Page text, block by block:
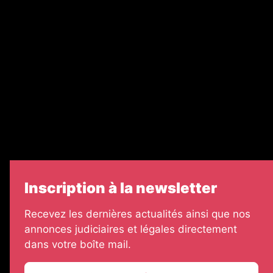
Inscription à la newsletter
Recevez les dernières actualités ainsi que nos
annonces judiciaires et légales directement
dans votre boîte mail.